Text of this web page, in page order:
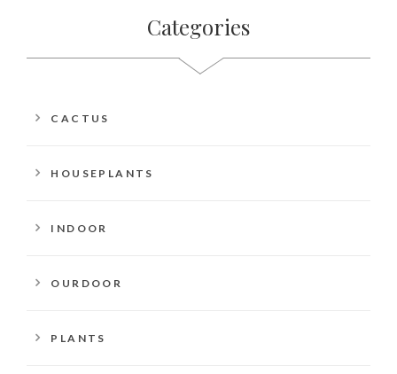
Categories
CACTUS
HOUSEPLANTS
INDOOR
OURDOOR
PLANTS